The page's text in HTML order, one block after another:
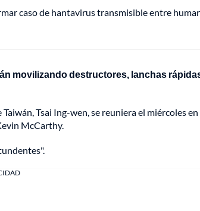
caso de hantavirus transmisible entre
movilizando destructores, lanchas
Tsai Ing-wen, se reuniera el miércoles
McCarthy.